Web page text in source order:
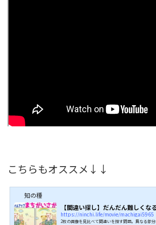
こちらもオススメ↓↓
知の種
【間違い探し】だんだん難しくな
https://ninchi.life/movie/machigai5965
2枚の画像を見比べて間違いを探す問題。異なる部